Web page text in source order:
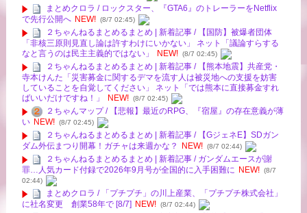
まとめクロラ / ロックスター、『GTA6』のトレーラーをNetflix
で先行公開へ NEW! (8/7 02:45)
２ちゃんねるまとめるまとめ | 新着記事 / 【国防】被爆者団体
「非核三原則見直し論は許すわけにいかない」 ネット「議論すらする
なと言うのは民主主義的ではない」
NEW! (8/7 02:45)
２ちゃんねるまとめるまとめ | 新着記事 / 【熊本地震】共産党・
寺本けんた「災害募金に関するデマを流す人は被災地への支援を妨害
していることを自覚してください」 ネット「では熊本に直接募金すれ
ばいいだけですね！」
NEW! (8/7 02:45)
２ちゃんマップ / 【悲報】最近のRPG、『宿屋』の存在意義が薄
い NEW! (8/7 02:45)
２ちゃんねるまとめるまとめ | 新着記事 / 【GジェネE】SDガン
ダム外伝まつり開幕！ガチャは来週かな？
NEW! (8/7 02:44)
２ちゃんねるまとめるまとめ | 新着記事 / ガンダムエースが謝
罪…人気カード付録で2026年9月号が全国的に入手困難に NEW! (8/7
02:44)
まとめクロラ / 「プチプチ」の川上産業、「プチプチ株式会社」
に社名変更 創業58年で [8/7] NEW! (8/7 02:44)